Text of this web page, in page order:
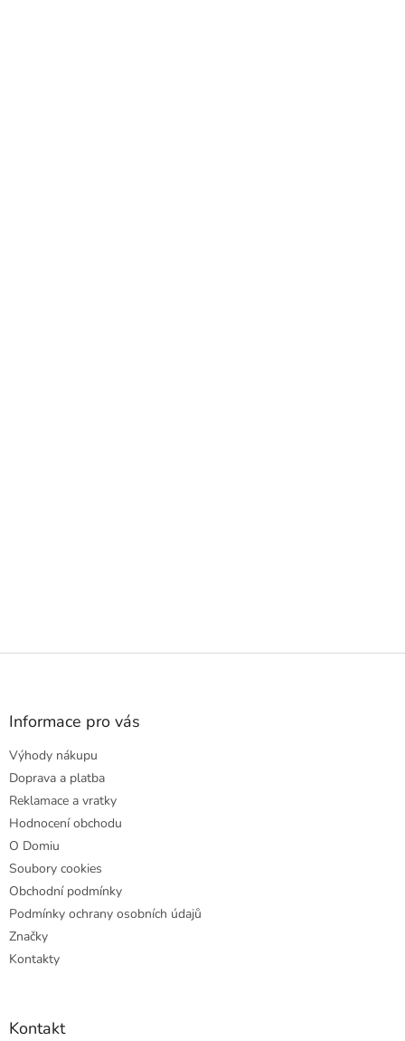
Z
Informace pro vás
Výhody nákupu
Doprava a platba
Reklamace a vratky
Hodnocení obchodu
O Domiu
Soubory cookies
Obchodní podmínky
Podmínky ochrany osobních údajů
Značky
Kontakty
Kontakt